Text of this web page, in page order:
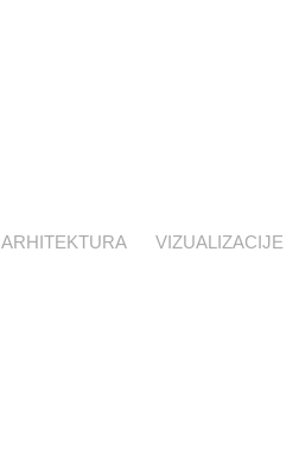
ARHITEKTURA VIZUALIZACIJE